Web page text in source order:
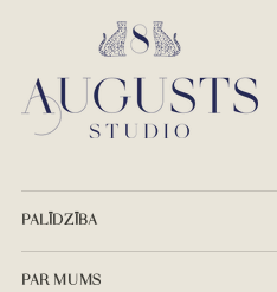
PALĪDZĪBA
PAR MUMS